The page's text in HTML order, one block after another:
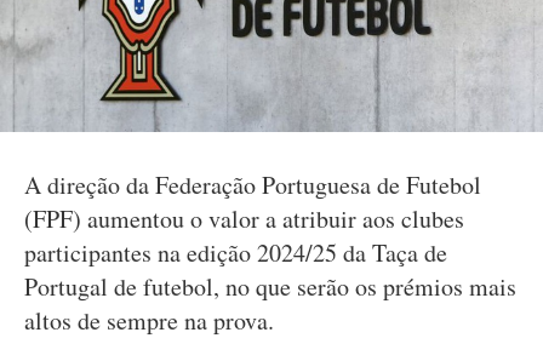
A direção da Federação Portuguesa de Futebol
(FPF) aumentou o valor a atribuir aos clubes
participantes na edição 2024/25 da Taça de
Portugal de futebol, no que serão os prémios mais
altos de sempre na prova.